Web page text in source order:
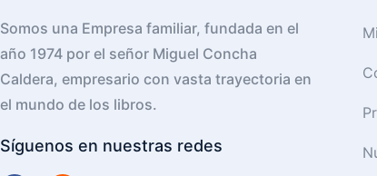
Somos una Empresa familiar, fundada en el
año 1974 por el señor Miguel Concha
Caldera, empresario con vasta trayectoria en
el mundo de los libros.
Síguenos en nuestras redes